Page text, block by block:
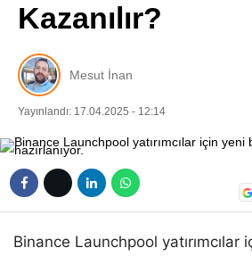
Kazanılır?
Mesut İnan
Yayınlandı: 17.04.2025 - 12:14
Binance Launchpool